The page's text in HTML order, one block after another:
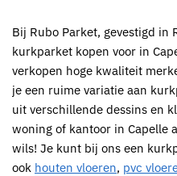
Bij Rubo Parket, gevestigd in
kurkparket kopen voor in
verkopen hoge kwaliteit
je een ruime variatie aan
uit verschillende dessins en
woning of kantoor in Capelle
wils! Je kunt bij ons een
ook houten vloeren, pvc